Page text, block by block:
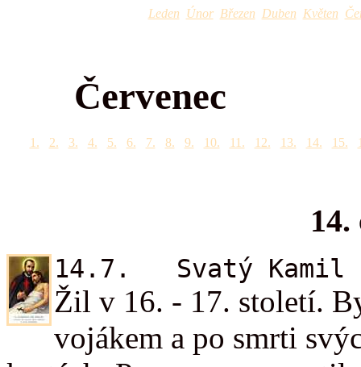
Leden Únor Březen Duben Květen
Červenec
1. 2. 3. 4. 5. 6. 7. 8. 9. 10. 11. 12. 13. 14. 15.
14.
14.7. Svatý Kamil
Žil v 16. - 17. století.
vojákem a po smrti